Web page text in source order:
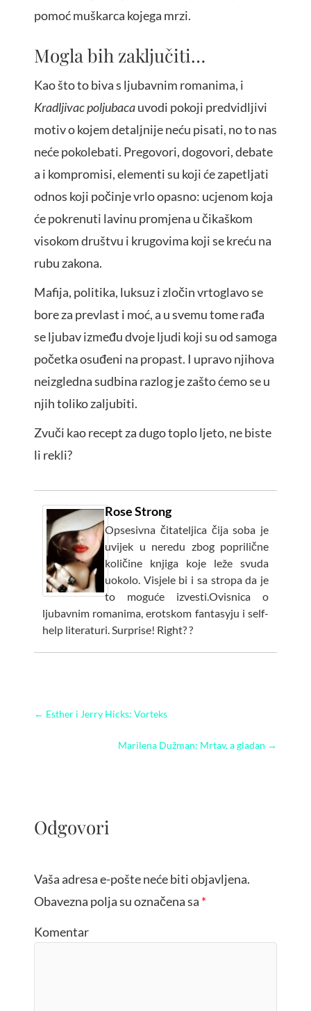
pomoć muškarca kojega mrzi.
Mogla bih zaključiti…
Kao što to biva s ljubavnim romanima, i
Kradljivac poljubacauvodi pokoji predvidljivi
motiv o kojem detaljnije neću pisati, no to nas
neće pokolebati. Pregovori, dogovori, debate
a i kompromisi, elementi su koji će zapetljati
odnos koji počinje vrlo opasno: ucjenom koja
će pokrenuti lavinu promjena u čikaškom
visokom društvu i krugovima koji se kreću na
rubu zakona.
Mafija, politika, luksuz i zločin vrtoglavo se
bore za prevlast i moć, a u svemu tome rađa
se ljubav između dvoje ljudi koji su od samoga
početka osuđeni na propast. I upravo njihova
neizgledna sudbina razlog je zašto ćemo se u
njih toliko zaljubiti.
Zvuči kao recept za dugo toplo ljeto, ne biste
li rekli?
Rose Strong
Opsesivna čitateljica čija soba je
uvijek u neredu zbog poprilične
količine knjiga koje leže svuda
uokolo. Visjele bi i sa stropa da je
to moguće izvesti.Ovisnica o
ljubavnim romanima, erotskom fantasyju i self-
help literaturi. Surprise! Right? ?
← Esther i Jerry Hicks: Vorteks
Marilena Dužman: Mrtav, a gladan →
Odgovori
Vaša adresa e-pošte neće biti objavljena.
Obavezna polja su označena sa *
Komentar